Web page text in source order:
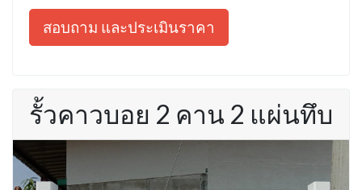
สอบถาม และประเมินราคา
รั้วคาวบอย 2 คาน 2 แผ่นทึบ